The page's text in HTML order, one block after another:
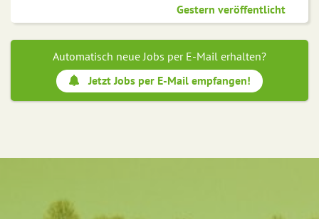
Gestern veröffentlicht
Automatisch neue Jobs per E-Mail erhalten?
Jetzt Jobs per E-Mail empfangen!